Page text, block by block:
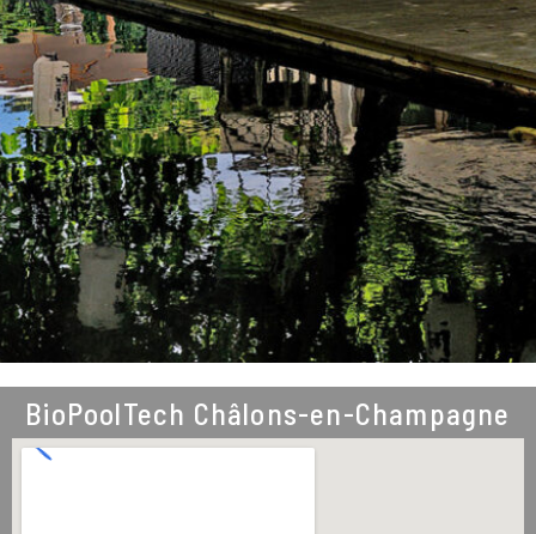
BioPoolTech Châlons-en-Champagne